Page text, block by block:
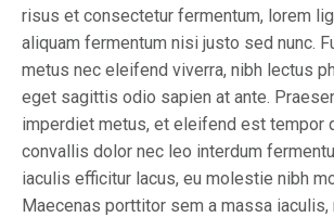
risus et consectetur fermentum, lorem
aliquam fermentum nisi justo sed nunc.
metus nec eleifend viverra, nibh lectus
eget sagittis odio sapien at ante.
imperdiet metus, et eleifend est tempor
convallis dolor nec leo interdum
iaculis efficitur lacus, eu molestie nibh
Maecenas porttitor sem a massa iaculis,